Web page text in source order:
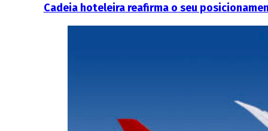
Cadeia hoteleira reafirma o seu